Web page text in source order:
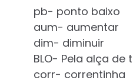
pb- ponto baixo
aum- aumentar
dim- diminuir
BLO- Pela alça de
corr- correntinha